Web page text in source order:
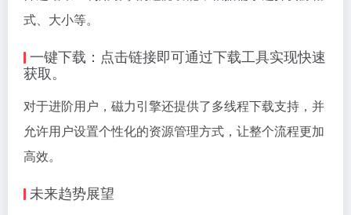
式、大小等。
一键下载：点击链接即可通过下载工具实现快速
获取。
对于进阶用户，磁力引擎还提供了多线程下载支持，并
允许用户设置个性化的资源管理方式，让整个流程更加
高效。
未来趋势展望